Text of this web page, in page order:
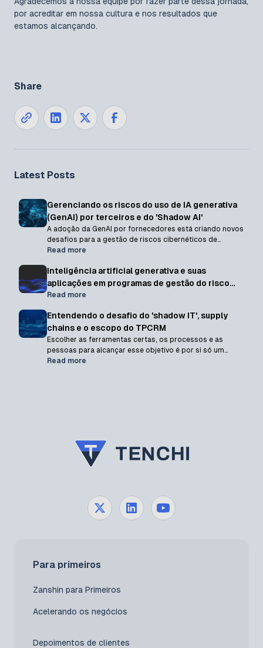
por acreditar em nossa cultura e nos resultados que
estamos alcançando.
Share
Latest Posts
Gerenciando os riscos do uso de IA generativa
(GenAI) por terceiros e do 'Shadow AI'
A adoção da GenAI por fornecedores está criando novos
desafios para a gestão de riscos cibernéticos de
terceiros. Neste artigo, mostramos como o
relacionados à IA e à Shadow AI em toda a cadeia de
fornecedores.
Read more
Inteligência artificial generativa e suas
aplicações em programas de gestão do risco
cibernético de terceiros
Read more
Entendendo o desafio do 'shadow IT', supply
chains e o escopo do TPCRM
Escolher as ferramentas certas, os processos e as
pessoas para alcançar esse objetivo é por si só um
desafio, mas há um requisito oculto e inevitável: definir o
Read more
Para primeiros
Zanshin para Primeiros
Acelerando os negócios
Depoimentos de clientes